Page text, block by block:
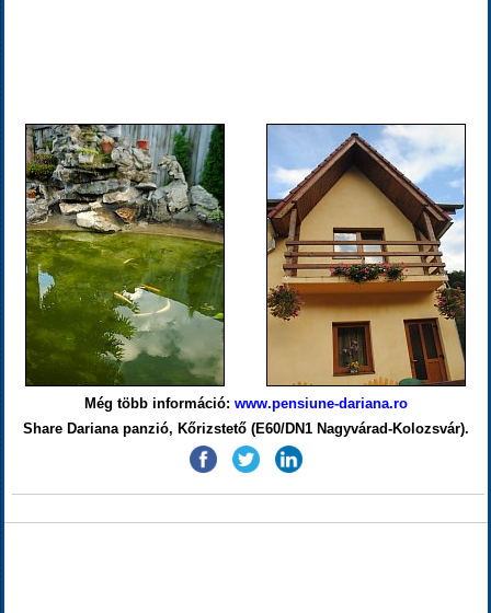
Még több információ: www.pensiune-dariana.ro
Share Dariana panzió, Kőrizstető (E60/DN1 Nagyvárad-Kolozsvár).